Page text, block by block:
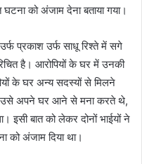
घटना को अंजाम देना बताया गया।
प्रकाश उर्फ साधू रिश्ते में सगे
है। आरोपियों के घर में उनकी
के घर अन्य सदस्यों से मिलने
उसे अपने घर आने से मना करते थे,
इसी बात को लेकर दोनों भाईयों ने
को अंजाम दिया था।